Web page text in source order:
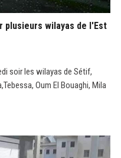
plusieurs wilayas de l'Est
soir les wilayas de Sétif,
Oum El Bouaghi, Mila